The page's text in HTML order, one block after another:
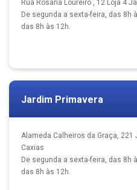
Rua Rosária Loureiro , 12 Loja 4
De segunda a sexta-feira, das 8h
das 8h às 12h.
Jardim Primavera
Alameda Calheiros da Graça,
Caxias
De segunda a sexta-feira, das 8h
das 8h às 12h.